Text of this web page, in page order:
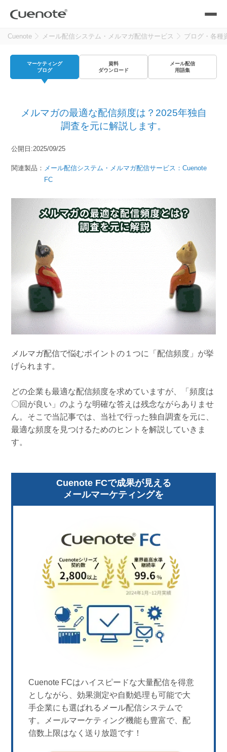
メール配信システム
メールリレーサーバー
kintone（キントーン）メール配信
Webプッシュ通知サービス
アンケートシステム・フォーム
緊急参集・安否確認
SNSプロモーション支援事業
（当社グループ企業）
活用シーン
会員獲得／ニーズ把握
効果改善・顧客育成
システム連携・効率化
セキュリティ対策
デジタルマーケティング
ブログ・各種資料
ブログ・各種資料トップ
マーケティングブログ
資料ダウンロード
メール配信用語集
資料請求・お問い合わせ
東京 03-6820-0515 06-6131-9960
Cuenote メール配信システム・メルマガ配信サービス ブログ・各種
マーケティング
ブログ
資料
ダウンロード
メール配信
用語集
メルマガの最適な配信頻度は？2025年独自
調査を元に解説します。
公開日:2025/09/25
関連製品： メール配信システム・メルマガ配信サービス：Cuenote
FC
メルマガ配信で悩むポイントの１つに「配信頻度」が挙
げられます。
どの企業も最適な配信頻度を求めていますが、「頻度は
〇回が良い」のような明確な答えは残念ながらありませ
ん。そこで当記事では、当社で行った独自調査を元に、
最適な頻度を見つけるためのヒントを解説していきま
す。
Cuenote FCで成果が見える
メールマーケティングを
Cuenote FCはハイスピードな大量配信を得意
としながら、効果測定や自動処理も可能で大
手企業にも選ばれるメール配信システムで
す。メールマーケティング機能も豊富で、配
信数上限はなく送り放題です！